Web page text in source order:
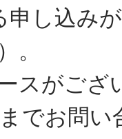
申し込み
。
スがござ
でお問い